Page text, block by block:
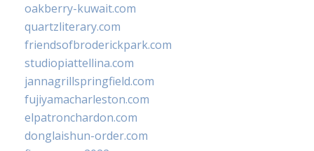
oakberry-kuwait.com
quartzliterary.com
friendsofbroderickpark.com
studiopiattellina.com
jannagrillspringfield.com
fujiyamacharleston.com
elpatronchardon.com
donglaishun-order.com